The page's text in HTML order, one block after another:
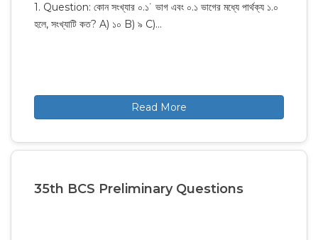
1. Question: কোন সংখ্যার ০.১˙ ভাগ এবং ০.১ ভাগের মধ্যে পার্থক্য ১.০
হলে, সংখ্যাটি কত? A) ১০ B) ৯ C)…
Read More
35th BCS Preliminary Questions